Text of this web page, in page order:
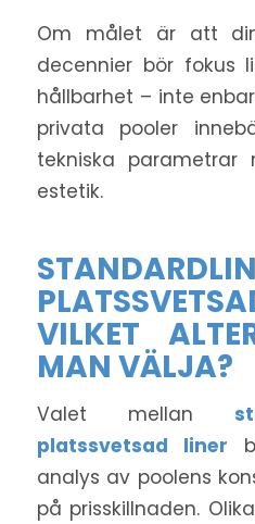
Om målet är att
decennier bör fokus
hållbarhet – inte
privata pooler
tekniska parametrar
estetik.
VILKET
MAN VÄLJA?
Valet mellan
platssvetsad liner
analys av poolens
på prisskillnaden.